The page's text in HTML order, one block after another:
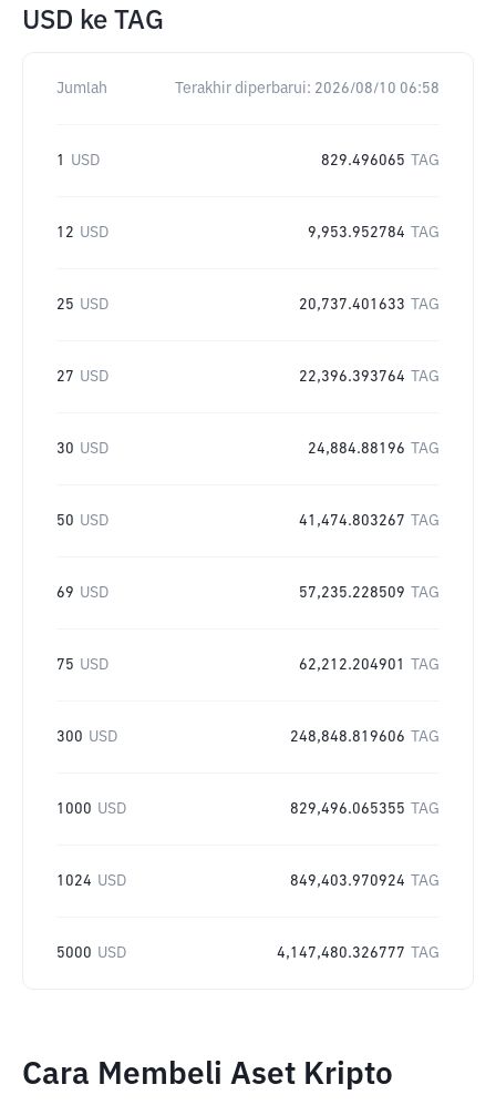
USD ke TAG
Jumlah Terakhir diperbarui: 2026/08/10 06:58
1 USD 829.496065 TAG
12 USD 9,953.952784 TAG
25 USD 20,737.401633 TAG
27 USD 22,396.393764 TAG
30 USD 24,884.88196 TAG
50 USD 41,474.803267 TAG
69 USD 57,235.228509 TAG
75 USD 62,212.204901 TAG
300 USD 248,848.819606 TAG
1000 USD 829,496.065355 TAG
1024 USD 849,403.970924 TAG
5000 USD 4,147,480.326777 TAG
Cara Membeli Aset Kripto